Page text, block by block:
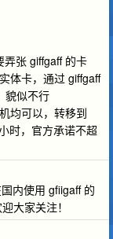
张 giffgaff 的卡
体卡，通过 giffgaff
貌似不行
均可以，转移到
时，官方承诺不超
内使用 gfiigaff 的
大家关注！